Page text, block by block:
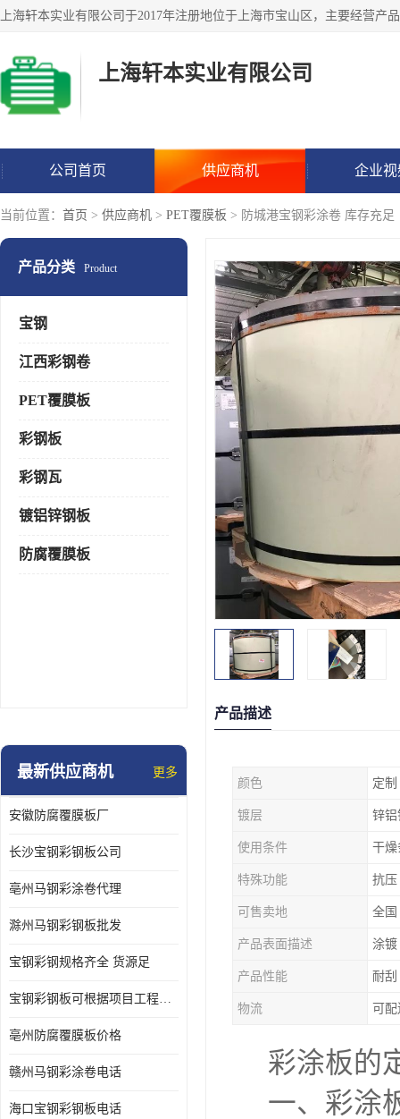
上海轩本实业有限公司
公司首页 供应商机 企业视
当前位置： 首页 > 供应商机 > PET覆膜板 > 防城港宝钢彩涂卷 库存充足
产品分类 Product
宝钢
江西彩钢卷
PET覆膜板
彩钢板
彩钢瓦
镀铝锌钢板
防腐覆膜板
最新供应商机 更多
安徽防腐覆膜板厂
长沙宝钢彩钢板公司
亳州马钢彩涂卷代理
滁州马钢彩钢板批发
宝钢彩钢规格齐全 货源足
宝钢彩钢板可根据项目工程定制
亳州防腐覆膜板价格
赣州马钢彩涂卷电话
海口宝钢彩钢板电话
产品描述
颜色 定制
镀层 锌铝
使用条件 干燥
特殊功能 抗压
可售卖地 全国
产品表面描述 涂镀
产品性能 耐刮
物流 可
彩涂板的
一、彩涂